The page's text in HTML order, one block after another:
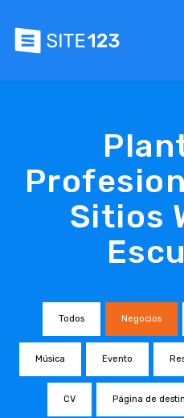
Sitios
Todos Negocios
Música Evento
CV Página de